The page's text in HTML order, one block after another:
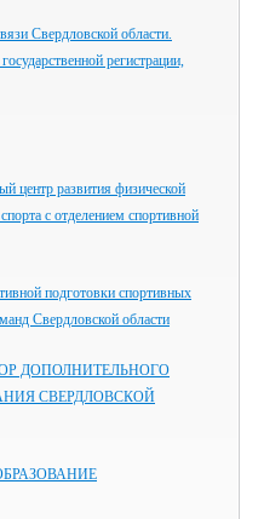
Свердловской области.
регистрации,
центр развития физической
с отделением спортивной
подготовки спортивных
Свердловской области
ДОПОЛНИТЕЛЬНОГО
СВЕРДЛОВСКОЙ